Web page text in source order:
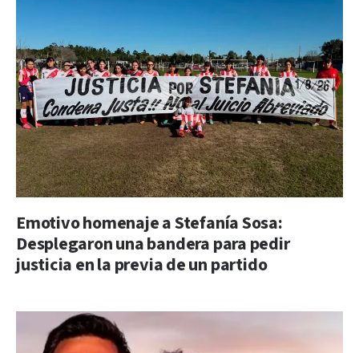
Emotivo homenaje a Stefanía Sosa:
Desplegaron una bandera para pedir
justicia en la previa de un partido